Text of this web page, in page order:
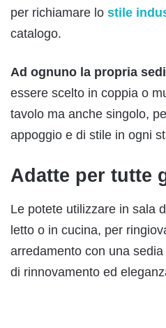
per richiamare lo stile
catalogo.
Ad ognuno la propria
essere scelto in coppia o
tavolo ma anche singolo,
appoggio e di stile in ogni
Adatte per tutte
Le potete utilizzare in sala
letto o in cucina, per
arredamento con una
di rinnovamento ed